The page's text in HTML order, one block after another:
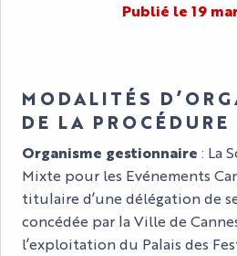
Publié le 19
MODALITÉS
DE LA PROCÉDURE
Organisme gestionnaire : La
Mixte pour les Evénements
titulaire d’une délégation de
concédée par la Ville de
l’exploitation du Palais des